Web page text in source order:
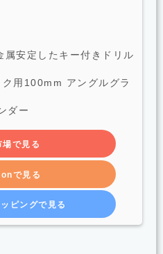
安定したキー付きドリル
用100mm アングルグラ
ダー
場で見る
で見る
ピングで見る